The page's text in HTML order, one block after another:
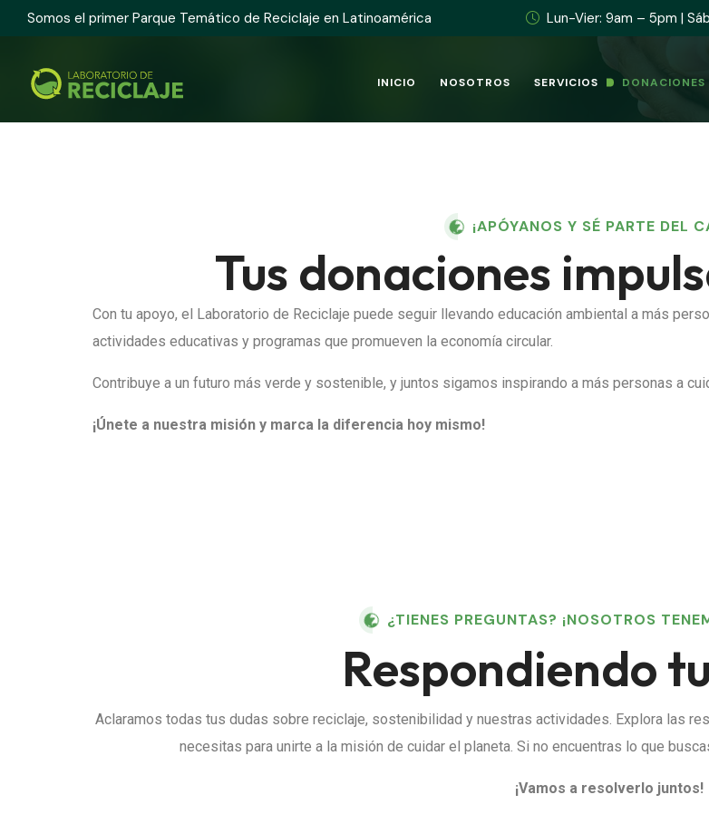
Somos el primer Parque Temático de Reciclaje en Latinoamérica Lun-Vier: 9am – 5pm |
INICIO NOSOTROS SERVICIOS DONACIONES
¡APÓYANOS Y SÉ PARTE DEL
Tus donaciones
Con tu apoyo, el Laboratorio de Reciclaje puede seguir llevando educación ambiental a más
actividades educativas y programas que promueven la economía circular.
Contribuye a un futuro más verde y sostenible, y juntos sigamos inspirando a más personas a
¡Únete a nuestra misión y marca la diferencia hoy mismo!
¿TIENES PREGUNTAS? ¡NOSOTROS
Respondiendo
Aclaramos todas tus dudas sobre reciclaje, sostenibilidad y nuestras actividades. Explora las
necesitas para unirte a la misión de cuidar el planeta. Si no encuentras lo que
¡Vamos a resolverlo juntos!